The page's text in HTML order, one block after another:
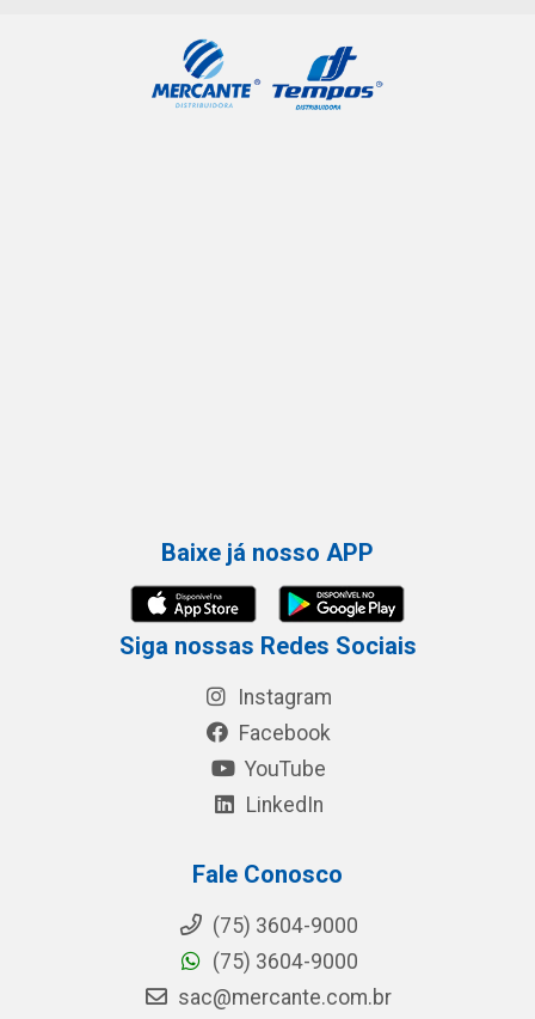
Baixe já nosso APP
Siga nossas Redes Sociais
Instagram
Facebook
YouTube
LinkedIn
Fale Conosco
(75) 3604-9000
(75) 3604-9000
sac@mercante.com.br